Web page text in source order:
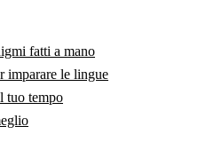
fatti a mano
imparare le lingue
tuo tempo